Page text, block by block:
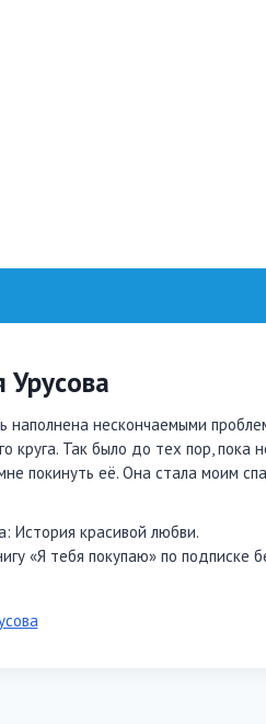
Урусова
наполнена нескончаемыми
круга. Так было до тех пор,
покинуть её. Она стала моим
История красивой любви.
«Я тебя покупаю» по подписке